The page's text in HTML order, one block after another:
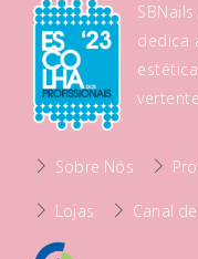
dedica
Sobre Nós
Lojas Canal